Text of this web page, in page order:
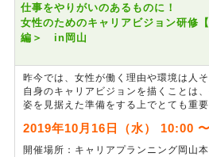
仕事をやりがいのあるものに！
女性のためのキャリアビジョン研修
編＞ in岡山
昨今では、女性が働く理由や環境は人
自身のキャリアビジョンを描くことは
姿を見据えた準備をする上でとても重
え、会社のためにどう働くのかを見出
2019年10月16日（水） 10:00
開催場所：キャリアプランニング岡山